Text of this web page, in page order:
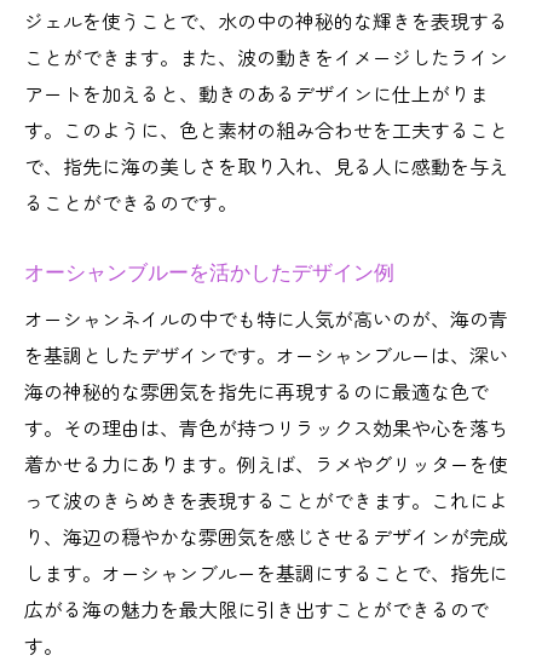
夏の暑さを和らげる涼しげなデザイン
爽やかなオーシャンネイルのアイデア
海の青さを表現するネイルテクニック
指先に広がる海の青さの秘密
青を基調としたネイルデザインの魅力
ク
美しい海の青を再現する方法
ネイルに取り入れる青のカラーバリエーシ
ョン
指先に広がる小さな海の魅力
オーシャンネイルで楽しむ海の世界
指先で広がる海の美しさを堪能
ネイルで表現する小さな海の魅力
海の神秘を感じる指先のデザイン
ジェルを使うことで、水の中の神秘的な輝きを表現する
ことができます。また、波の動きをイメージしたライン
アートを加えると、動きのあるデザインに仕上がりま
す。このように、色と素材の組み合わせを工夫すること
で、指先に海の美しさを取り入れ、見る人に感動を与え
ることができるのです。
オーシャンブルーを活かしたデザイン例
オーシャンネイルの中でも特に人気が高いのが、海の青
を基調としたデザインです。オーシャンブルーは、深い
海の神秘的な雰囲気を指先に再現するのに最適な色で
す。その理由は、青色が持つリラックス効果や心を落ち
着かせる力にあります。例えば、ラメやグリッターを使
って波のきらめきを表現することができます。これによ
り、海辺の穏やかな雰囲気を感じさせるデザインが完成
します。オーシャンブルーを基調にすることで、指先に
広がる海の魅力を最大限に引き出すことができるので
す。